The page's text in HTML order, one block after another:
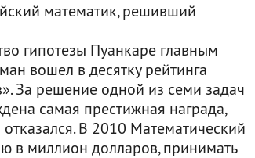
математик, решивший
гипотезы Пуанкаре главным
вошел в десятку рейтинга
За решение одной из семи задач
самая престижная награда,
В 2010 Математический
в миллион долларов, принимать